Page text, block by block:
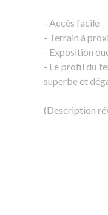
- Accès facile
- Terrain à
- Exposition
- Le profil du
superbe et
(Description